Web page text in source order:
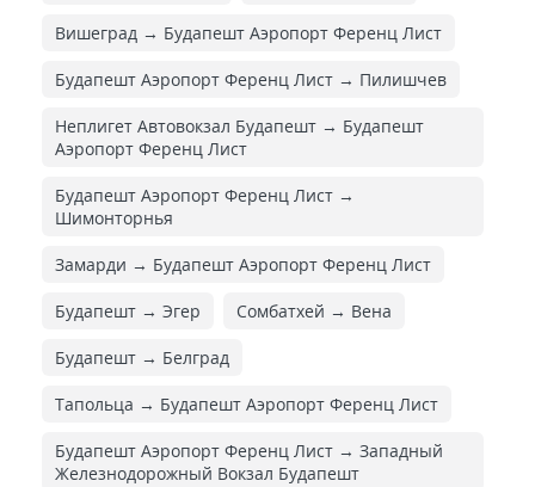
Вишеград → Будапешт Аэропорт Ференц Лист
Будапешт Аэропорт Ференц Лист → Пилишчев
Неплигет Автовокзал Будапешт → Будапешт
Аэропорт Ференц Лист
Будапешт Аэропорт Ференц Лист →
Шимонторнья
Замарди → Будапешт Аэропорт Ференц Лист
Будапешт → Эгер Сомбатхей → Вена
Будапешт → Белград
Тапольца → Будапешт Аэропорт Ференц Лист
Будапешт Аэропорт Ференц Лист → Западный
Железнодорожный Вокзал Будапешт